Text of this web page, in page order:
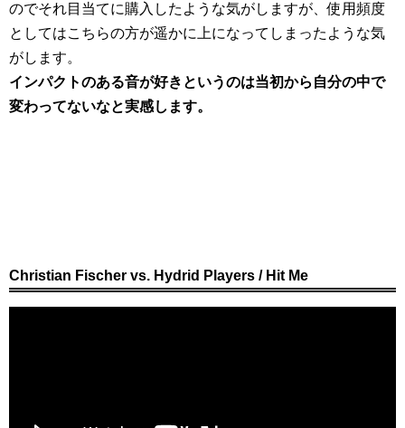
のでそれ目当てに購入したような気がしますが、使用頻度
としてはこちらの方が遥かに上になってしまったような気
がします。
インパクトのある音が好きというのは当初から自分の中で
変わってないなと実感します。
Christian Fischer vs. Hydrid Players / Hit Me